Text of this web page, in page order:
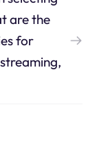
are the
for